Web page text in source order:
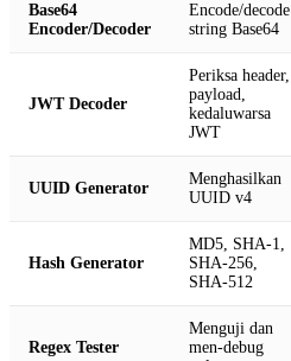
Base64
Encoder/Decoder
Encode/decode
string Base64
JWT Decoder
Periksa header,
payload,
kedaluwarsa
JWT
UUID Generator
Menghasilkan
UUID v4
Hash Generator
MD5, SHA-1,
SHA-256,
SHA-512
Regex Tester
Menguji dan
men-debug